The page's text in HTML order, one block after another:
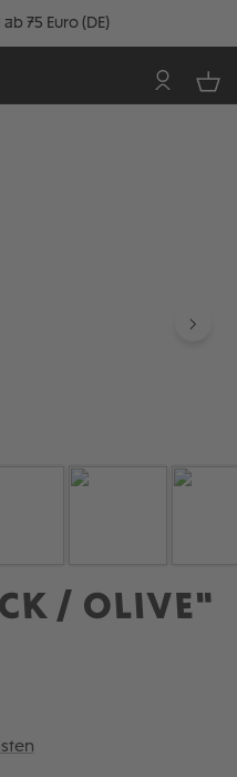
75 Euro (DE)
/ OLIVE"